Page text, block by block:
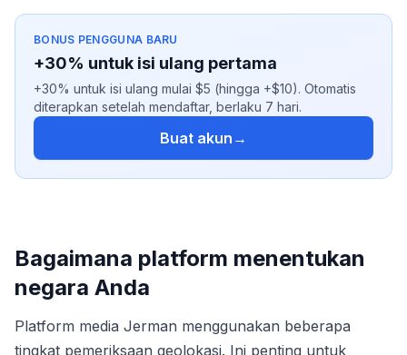
BONUS PENGGUNA BARU
+30% untuk isi ulang pertama
+30% untuk isi ulang mulai $5 (hingga +$10). Otomatis
diterapkan setelah mendaftar, berlaku 7 hari.
Buat akun →
Bagaimana platform menentukan
negara Anda
Platform media Jerman menggunakan beberapa
tingkat pemeriksaan geolokasi. Ini penting untuk